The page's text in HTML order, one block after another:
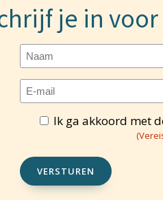
je in
Naam
E-
Toestemming(Vereist)
Ik ga akkoord met
VERSTUREN